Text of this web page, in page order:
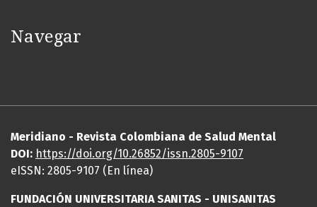
Navegar
Meridiano - Revista Colombiana de Salud Mental
DOI: https://doi.org/10.26852/issn.2805-9107
eISSN: 2805-9107 (En línea)
FUNDACIÓN UNIVERSITARIA SANITAS - UNISANITAS